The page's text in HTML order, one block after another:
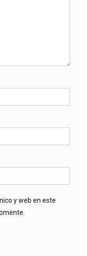
y web en este